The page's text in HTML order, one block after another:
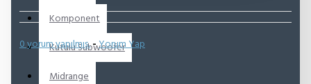
Komponent
Kutulu Subwoofer
Midrange
0 yorum yapılmış. -Yorum Yap